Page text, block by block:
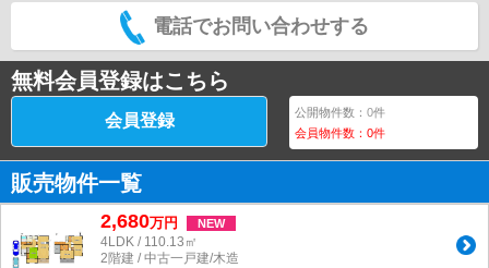
電話でお問い合わせする
無料会員登録はこちら
会員登録 公開物件数：0件
会員物件数：0件
販売物件一覧
2,680万円 NEW
4LDK / 110.13㎡
2階建 / 中古一戸建/木造